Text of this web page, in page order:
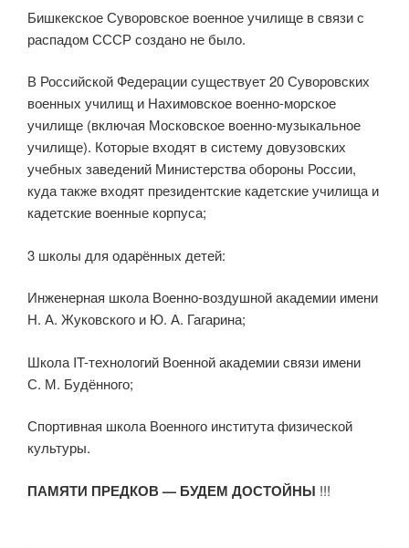
Бишкекское Суворовское военное училище в связи с
распадом СССР создано не было.
В Российской Федерации существует 20 Суворовских
военных училищ и Нахимовское военно-морское
училище (включая Московское военно-музыкальное
училище). Которые входят в систему довузовских
учебных заведений Министерства обороны России,
куда также входят президентские кадетские училища и
кадетские военные корпуса;
3 школы для одарённых детей:
Инженерная школа Военно-воздушной академии имени
Н. А. Жуковского и Ю. А. Гагарина;
Школа IT-технологий Военной академии связи имени
С. М. Будённого;
Спортивная школа Военного института физической
культуры.
ПАМЯТИ ПРЕДКОВ — БУДЕМ ДОСТОЙНЫ !!!